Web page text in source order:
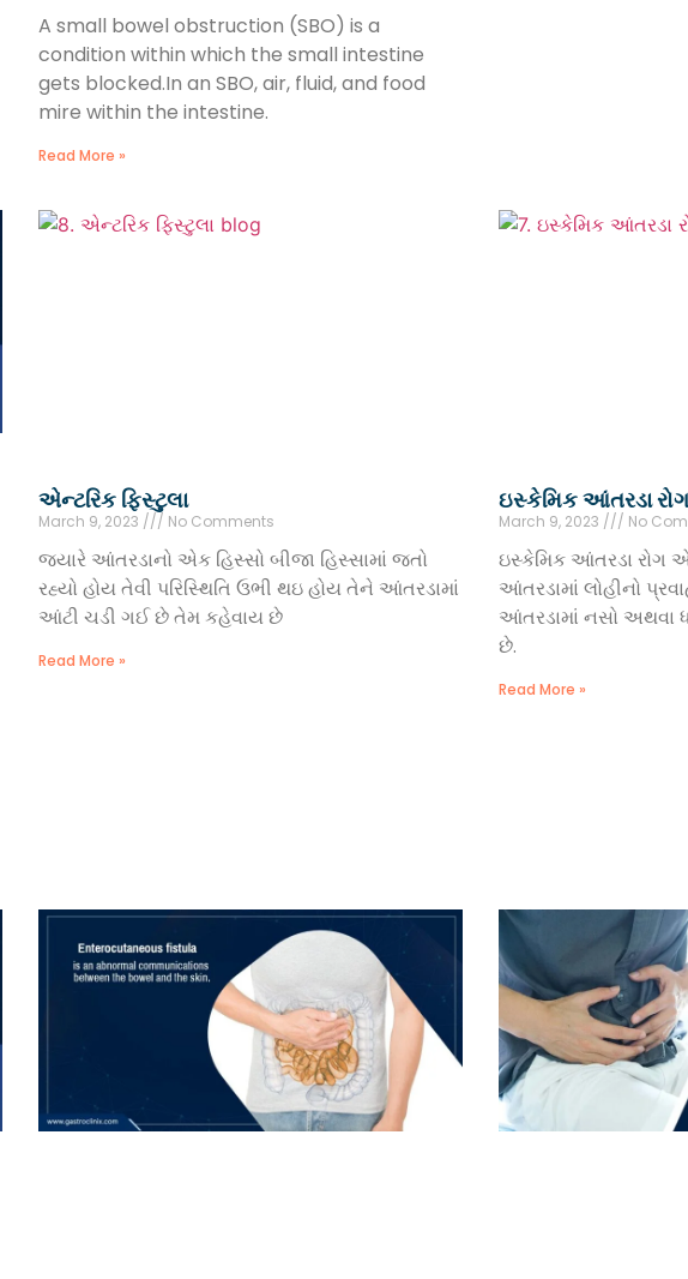
A small bowel obstruction (SBO) is a
condition within which the small intestine
gets blocked.In an SBO, air, fluid, and food
mire within the intestine.
Read More »
એન્ટરિક ફિસ્ટુલા
March 9, 2023 No Comments
જયારે આંતરડાનો એક હિસ્સો બીજા હિસ્સામાં જતો
રહ્યો હોય તેવી પરિસ્થિતિ ઉભી થઇ હોય તેને આંતરડામાં
આંટી ચડી ગઈ છે તેમ કહેવાય છે
Read More »
ઇસ્કેમિક આંતરડા રોગ
March 9, 2023 No
ઇસ્કેમિક આંતરડા રોગ
આંતરડામાં લોહીનો
આંતરડામાં નસો અથવા
છે.
Read More »